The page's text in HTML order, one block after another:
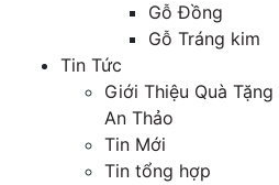
Gỗ Đồng
Gỗ Tráng kim
Tin Tức
Giới Thiệu Quà
An Thảo
Tin Mới
Tin tổng hợp